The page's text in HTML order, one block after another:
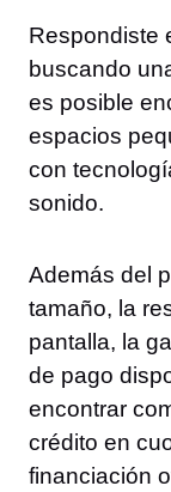
Respondiste
buscando
es posible
espacios
con
sonido.
Además del
tamaño, la
pantalla, la
de pago
encontrar
crédito en
financiación